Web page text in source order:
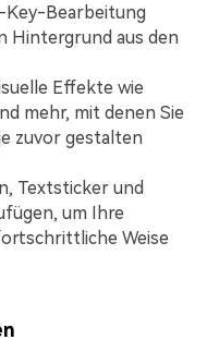
Key-Bearbeitung
Hintergrund aus den
Effekte wie
mehr, mit denen Sie
zuvor gestalten
Textsticker und
um Ihre
Weise